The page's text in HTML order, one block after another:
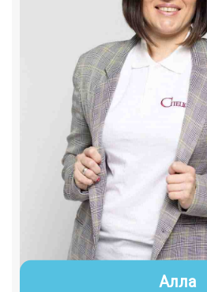
Алла